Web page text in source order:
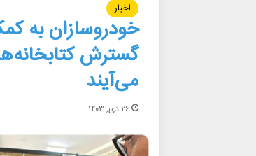
اخبار
خودروسازان به
گسترش
می‌آیند
۲۶ دی, ۱۴۰۳